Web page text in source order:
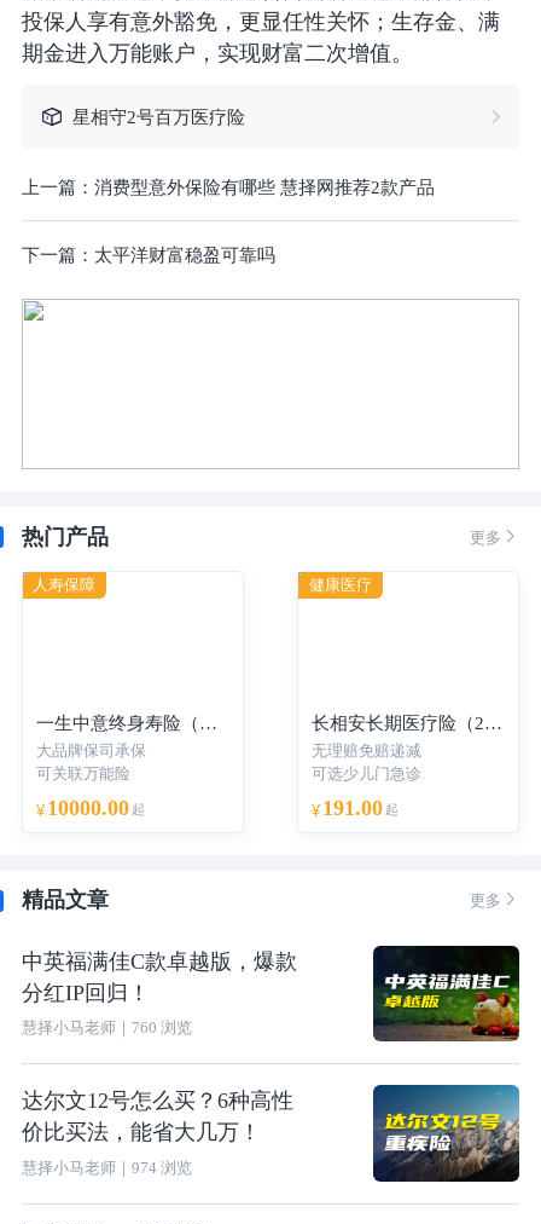
投保人享有意外豁免，更显任性关怀；生存金、满
期金进入万能账户，实现财富二次增值。
星相守2号百万医疗险
上一篇： 消费型意外保险有哪些 慧择网推荐2款产品
下一篇： 太平洋财富稳盈可靠吗
热门产品 更多 
一生中意终身寿险（分红型）-年交
大品牌保司承保
可关联万能险
¥ 10000.00 起
人寿保障
长相安长期医疗险（20年保证续保）—个人版
无理赔免赔递减
可选少儿门急诊
¥ 191.00 起
健康医疗
精品文章 更多 
中英福满佳C款卓越版，爆款
分红IP回归！
慧择小马老师｜ 760 浏览
达尔文12号怎么买？6种高性
价比买法，能省大几万！
慧择小马老师｜ 974浏览